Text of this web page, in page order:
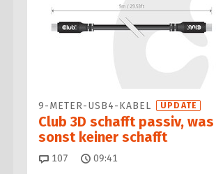
9-METER-USB4-KABEL UPDATE
Club 3D schafft passiv, was
sonst keiner schafft
107 Kommentare
09:41